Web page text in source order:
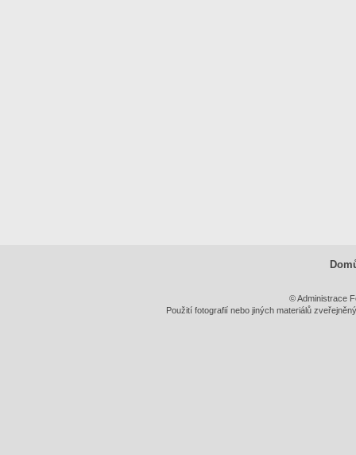
© Administrace
Použití fotografií nebo jiných materiálů